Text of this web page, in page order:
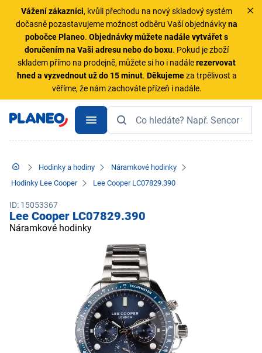
Vážení zákazníci, kvůli přechodu na nový skladový systém
dočasně pozastavujeme možnost odběru Vaší objednávkyna
pobočce Planeo.Objednávky můžete nadále vytvářet s
doručením na Vaši adresu nebo do boxu. Pokud je zboží
skladem přímo na prodejně, můžete si ho i nadálerezervovat
hned a vyzvednout už do 15 minut. Děkujemeza trpělivost a
věříme, že nám zachováte přízeň i nadále.
Hodinky a hodiny
Náramkové hodinky
Hodinky Lee Cooper
Lee Cooper LC07829.390
ID: 15053367
Lee Cooper LC07829.390
Náramkové hodinky